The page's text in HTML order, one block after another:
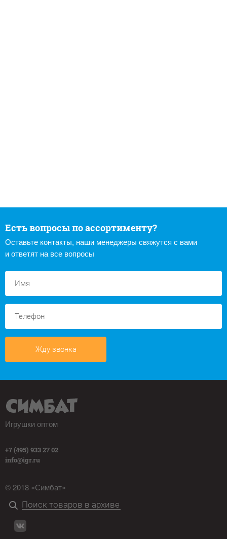
Есть вопросы по ассортименту?
Оставьте контакты, наши менеджеры свяжутся с вами
и ответят на все вопросы
Жду звонка
Игрушки оптом
+7 (495) 933 27 02
info@igr.ru
© 2018 «Симбат»